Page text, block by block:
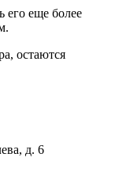
его еще более
остаются
д. 6